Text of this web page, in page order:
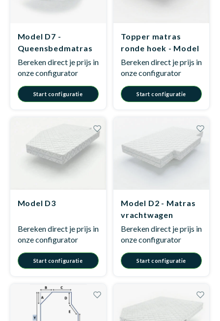
Model D7 -
Queensbedmatras
Bereken direct je prijs in
onze configurator
Start configuratie
Topper matras
ronde hoek - Model
D4
Bereken direct je prijs in
onze configurator
Start configuratie
Model D3
Bereken direct je prijs in
onze configurator
Start configuratie
Model D2 - Matras
vrachtwagen
Bereken direct je prijs in
onze configurator
Start configuratie